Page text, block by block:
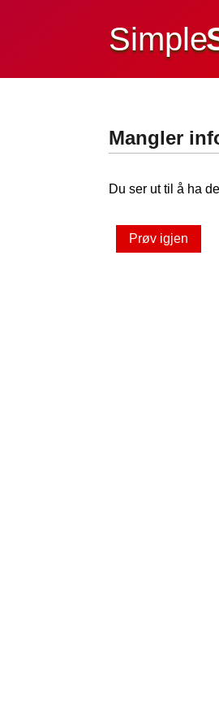
Simple
Mangler
Du ser ut til å ha
Prøv igjen